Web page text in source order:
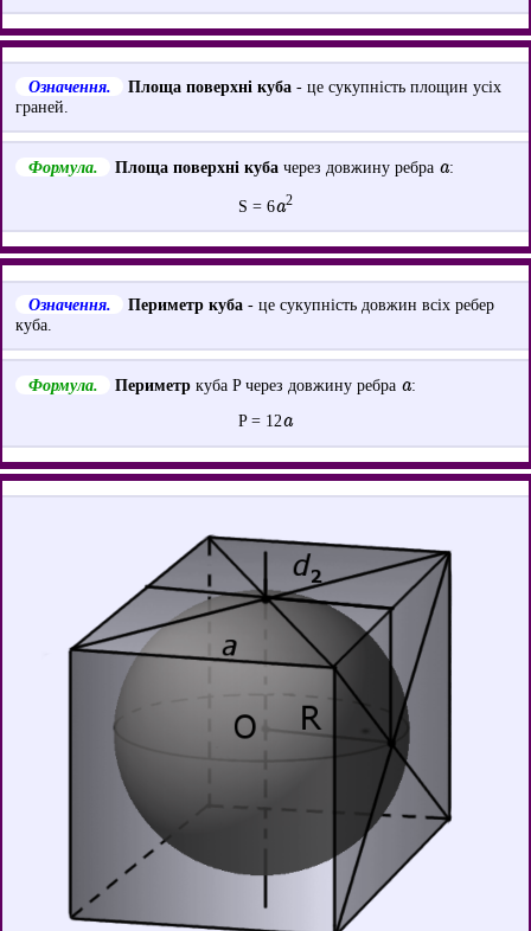
Означення. Площа поверхні куба - це сукупність площин усіх
граней.
Формула. Площа поверхні куба через довжину ребра a:
S = 6a2
Означення. Периметр куба - це сукупність довжин всіх ребер
куба.
Формула. Периметр куба P через довжину ребра a:
P = 12a